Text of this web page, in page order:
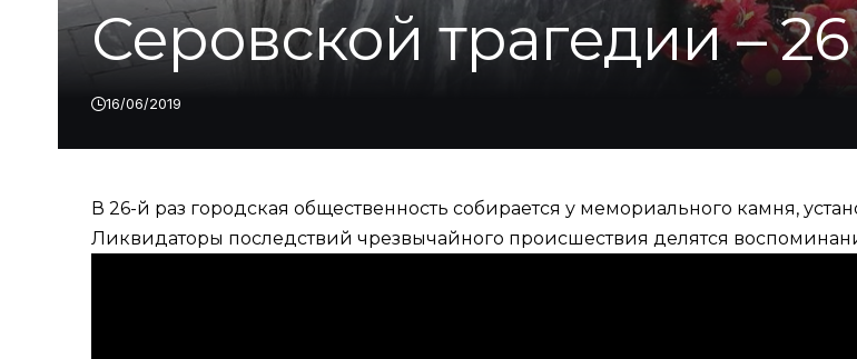
Серовской трагедии –
16/06/2019
В 26-й раз городская общественность собирается у мемориального камня,
Ликвидаторы последствий чрезвычайного происшествия делятся